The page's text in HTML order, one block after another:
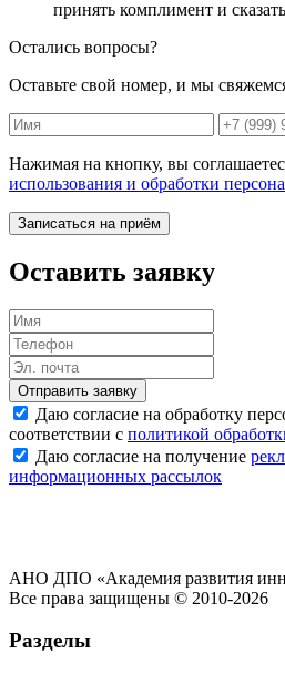
принять комплимент и
Остались вопросы?
Оставьте свой номер, и мы
Нажимая на кнопку, вы
использования и обработки
Записаться на приём
Оставить заявку
Отправить заявку
Даю согласие на обработку
соответствии с политикой
Даю согласие на получение
информационных рассылок
АНО ДПО «Академия развития
Все права защищены © 2010-2026
Разделы